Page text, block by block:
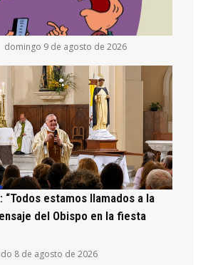
domingo 9 de agosto de 2026
“Todos estamos llamados a la
del Obispo en la fiesta
8 de agosto de 2026